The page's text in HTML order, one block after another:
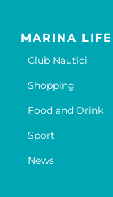
MARINA LIFE
Club Nautici
Shopping
Food and Drink
Sport
News